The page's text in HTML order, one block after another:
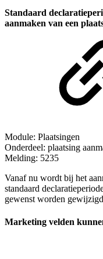
Standaard
aanmaken van een
Module: Plaatsingen
Onderdeel: plaatsing
Melding: 5235
Vanaf nu wordt bij het
standaard
gewenst worden
Marketing velden